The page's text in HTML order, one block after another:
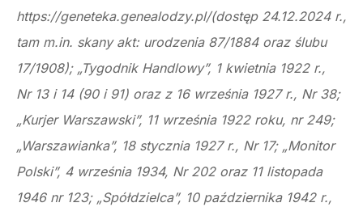
https://geneteka.genealodzy.pl/(dostęp 24.12.2024 r.,
tam m.in. skany akt: urodzenia 87/1884 oraz ślubu
17/1908); „Tygodnik Handlowy”, 1 kwietnia 1922 r.,
Nr 13 i 14 (90 i 91) oraz z 16 września 1927 r., Nr 38;
„Kurjer Warszawski”, 11 września 1922 roku, nr 249;
„Warszawianka”, 18 stycznia 1927 r., Nr 17; „Monitor
Polski”, 4 września 1934, Nr 202 oraz 11 listopada
1946 nr 123; „Spółdzielca”, 10 października 1942 r.,